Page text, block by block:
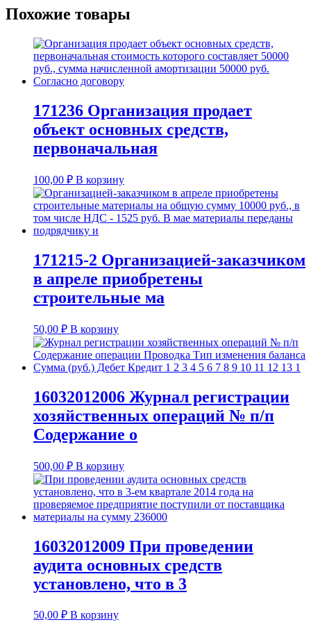
Похожие товары
171236 Организация продает
объект основных средств,
первоначальная
100,00 ₽ В корзину
171215-2 Организацией-заказчиком
в апреле приобретены
строительные ма
50,00 ₽ В корзину
16032012006 Журнал регистрации
хозяйственных операций № п/п
Содержание о
500,00 ₽ В корзину
16032012009 При проведении
аудита основных средств
установлено, что в 3
50,00 ₽ В корзину